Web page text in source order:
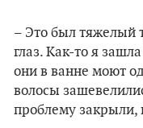
– Это был тяжелый
глаз. Как-то я
они в ванне моют
волосы
проблему закрыли,